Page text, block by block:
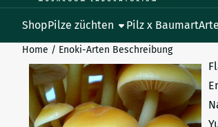
ShopPilze züchten Pilz x Baumart
Home / Enoki-Arten Beschreibung